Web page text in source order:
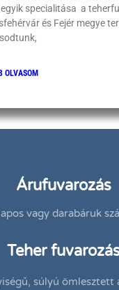
specialitása a
és Fejér megye
OLVASOM
Árufuvarozás
vagy darabáruk
Teher
súlyú ömlesztett